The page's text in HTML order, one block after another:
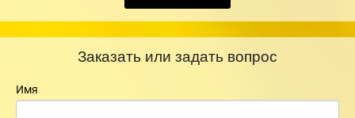
Заказать или задать вопрос
Имя